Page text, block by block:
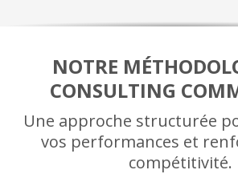
NOTRE
CONSULTING
Une approche structurée
vos performances et
compétitivité.